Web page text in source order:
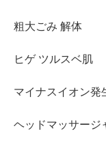
粗大ごみ 解体
ヒゲ ツルスベ肌
マイナスイオン発
ヘッドマッサージ